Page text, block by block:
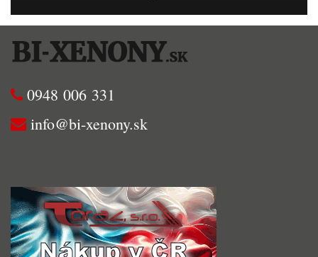
0948 006 331
info@bi-xenony.sk